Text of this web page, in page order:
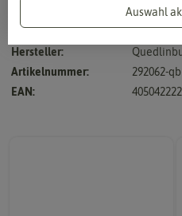
pollenfrei, tolerant gegen Echten
Hersteller:
Artikelnummer:
292062-qb
EAN:
Auswahl